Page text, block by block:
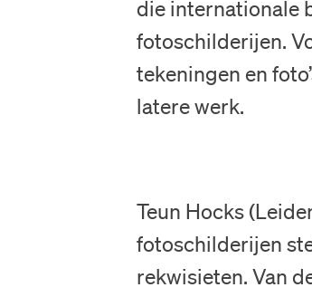
die internationale
fotoschilderijen.
tekeningen en
latere werk.
Teun Hocks
fotoschilderijen
rekwisieten. Van